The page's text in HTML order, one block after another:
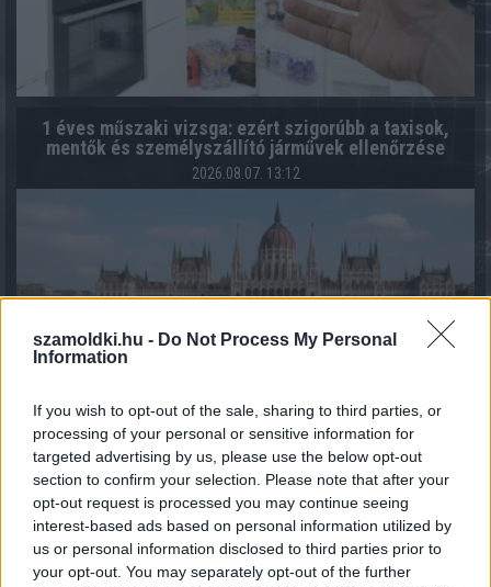
szamoldki.hu - Do Not Process My Personal
Information
If you wish to opt-out of the sale, sharing to third parties, or
processing of your personal or sensitive information for
targeted advertising by us, please use the below opt-out
section to confirm your selection. Please note that after your
opt-out request is processed you may continue seeing
interest-based ads based on personal information utilized by
us or personal information disclosed to third parties prior to
your opt-out. You may separately opt-out of the further
1 éves műszaki vizsga: ezért szigorúbb a taxisok,
mentők és személyszállító járművek ellenőrzése
2026.08.07. 13:12
Fenntarthatóbb nyaralás külföldön: hét egyszerű
szokás, amellyel a magyar utazók csökkenthetik
környezeti lábnyomukat